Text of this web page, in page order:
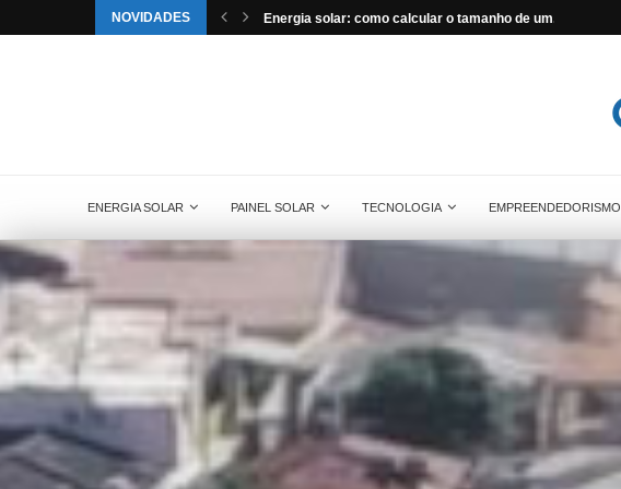
NOVIDADES Energia solar: como calcular o tamanho de um...
ENERGIA SOLAR PAINEL SOLAR TECNOLOGIA EMPREENDEDORISMO